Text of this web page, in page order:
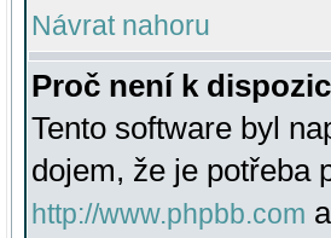
Návrat nahoru
Proč není k
Tento software byl
dojem, že je potřeba
http://www.phpbb.com